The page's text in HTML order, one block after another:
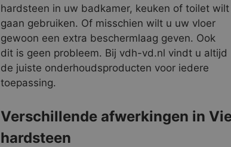
hardsteen in uw badkamer, keuken of toilet wilt
gaan gebruiken. Of misschien wilt u uw vloer
gewoon een extra beschermlaag geven. Ook
dit is geen probleem. Bij vdh-vd.nl vindt u altijd
de juiste onderhoudsproducten voor iedere
toepassing.
Verschillende afwerkingen in
hardsteen